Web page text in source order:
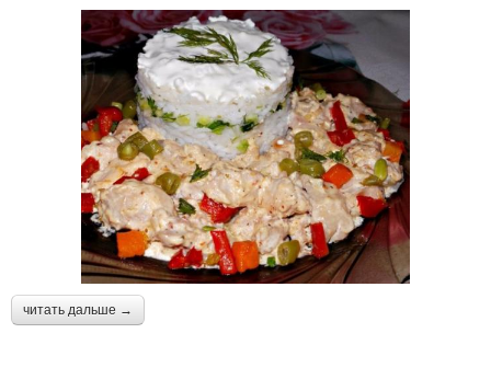
читать дальше →